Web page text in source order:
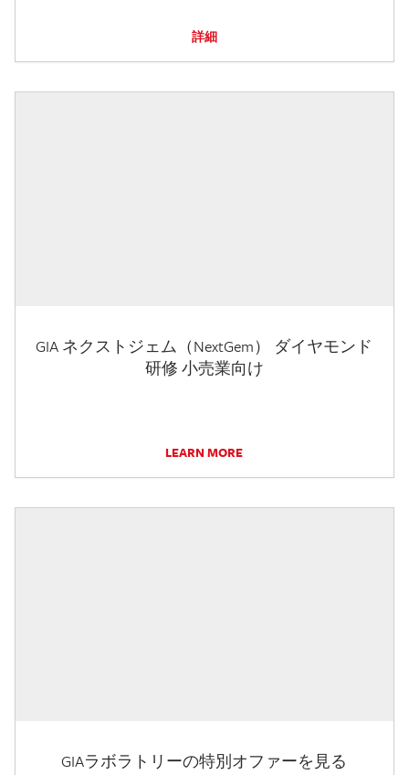
詳細
GIA ネクストジェム（NextGem） ダイヤモンド
研修 小売業向け
LEARN MORE
GIAラボラトリーの特別オファーを見る